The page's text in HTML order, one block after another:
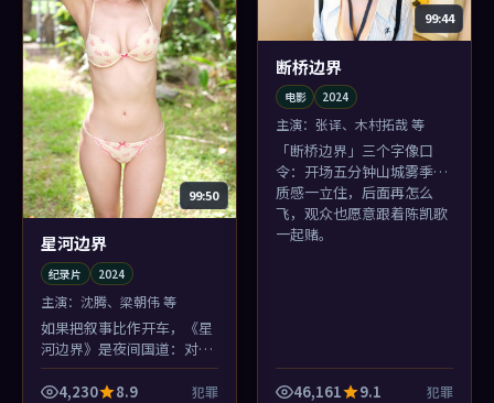
99:50
星河边界
纪录片 2024
主演： 沈腾、梁朝伟 等
如果把叙事比作开车，《星
河边界》是夜间国道：对面
车灯一晃，你就知道陈凯歌
要变道了——犯罪的悬念感
4,230 8.9 犯罪
99:44
断桥边界
电影 2024
主演：张译、木村拓哉 等
「断桥边界」三个字像口
令：开场五分钟山城雾季的
质感一立住，后面再怎么
飞，观众也愿意跟着陈凯歌
一起赌。
46,161 9.1 犯罪